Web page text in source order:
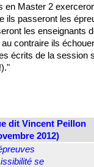
en Master 2
ils passeront les
les enseignants
au contraire ils
écrits de la session
dit Vincent Peillon
2012)
se